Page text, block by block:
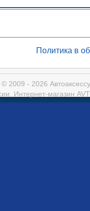
Политика в
© 2009 - 2026
Интернет-магазин